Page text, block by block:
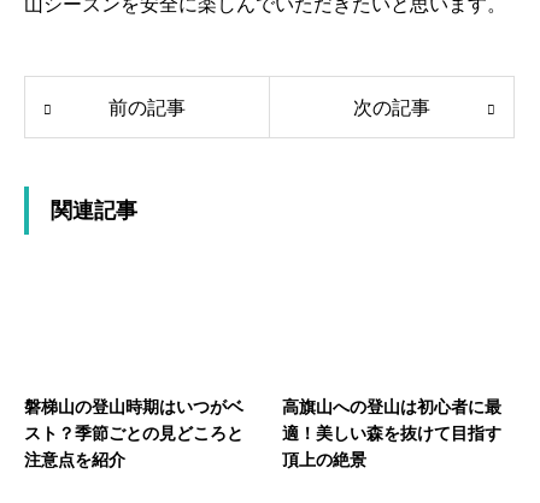
山シーズンを安全に楽しんでいただきたいと思います。
前の記事 次の記事
関連記事
磐梯山の登山時期はいつがベ
スト？季節ごとの見どころと
注意点を紹介
高旗山への登山は初心者に最
適！美しい森を抜けて目指す
頂上の絶景